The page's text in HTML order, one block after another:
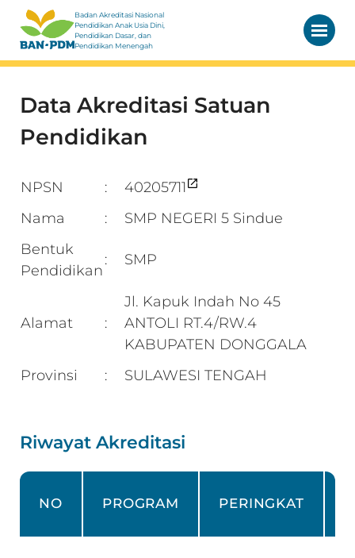
Badan Akreditasi Nasional
Pendidikan Anak Usia Dini,
Pendidikan Dasar, dan
Pendidikan Menengah
Data Akreditasi Satuan
Pendidikan
NPSN :
40205711
Nama
:
SMP NEGERI 5 Sindue
Bentuk
Pendidikan
: SMP
Alamat :
Jl. Kapuk Indah No 45
ANTOLI RT.4/RW.4
KABUPATEN DONGGALA
Provinsi
: SULAWESI TENGAH
Riwayat Akreditasi
NO PROGRAM PERINGKAT